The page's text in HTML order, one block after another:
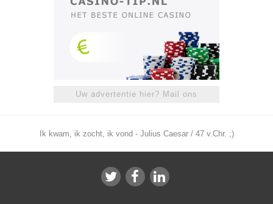
Uw advertentie hier? Mail ons
Ik kwam, ik zocht, ik vond - Julius Caesar / 47 v.Chr. ;)